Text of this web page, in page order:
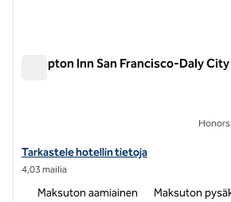
Hampton Inn San Francisco-Daly
Näytä Hampton Inn San Francisco-Daly
Tarkastele hotellin tietoja
4,03 mailia
Maksuton aamiainen Maksuton